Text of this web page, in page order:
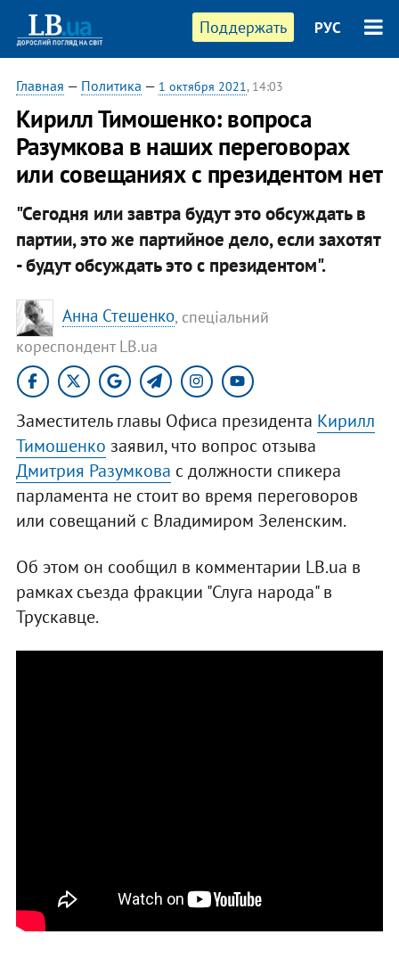
Поддержать РУС
Главная — Политика — 1 октября 2021, 14:03
Кирилл Тимошенко: вопроса
Разумкова в наших переговорах
или совещаниях с президентом нет
"Сегодня или завтра будут это обсуждать в
партии, это же партийное дело, если захотят
- будут обсуждать это с президентом".
Анна Стешенко, спеціальний
кореспондент LB.ua
Заместитель главы Офиса президента Кирилл
Тимошенко заявил, что вопрос отзыва
Дмитрия Разумкова с должности спикера
парламента не стоит во время переговоров
или совещаний с Владимиром Зеленским.
Об этом он сообщил в комментарии LB.ua в
рамках съезда фракции "Слуга народа" в
Трускавце.